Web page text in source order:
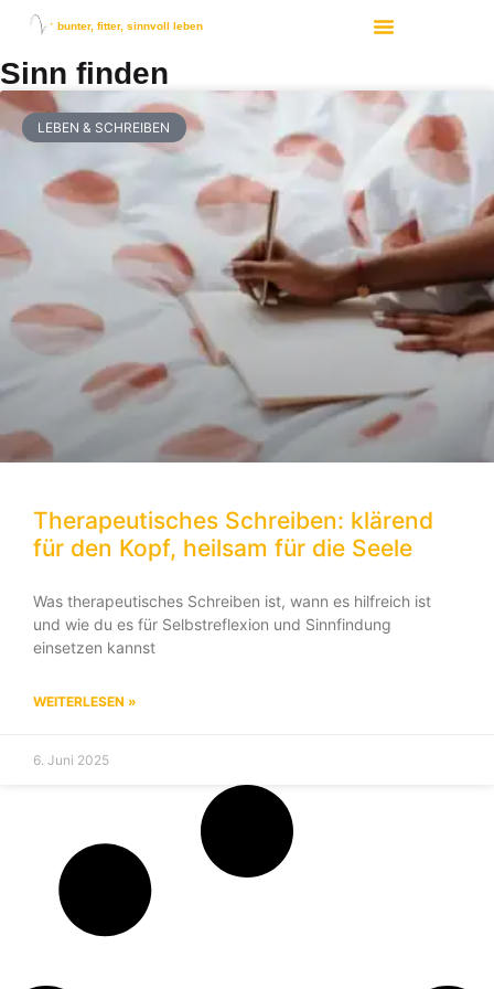
bunter, fitter, sinnvoll leben
Sinn finden
LEBEN & SCHREIBEN
Therapeutisches Schreiben: klärend
für den Kopf, heilsam für die Seele
Was therapeutisches Schreiben ist, wann es hilfreich ist
und wie du es für Selbstreflexion und Sinnfindung
einsetzen kannst
WEITERLESEN »
6. Juni 2025